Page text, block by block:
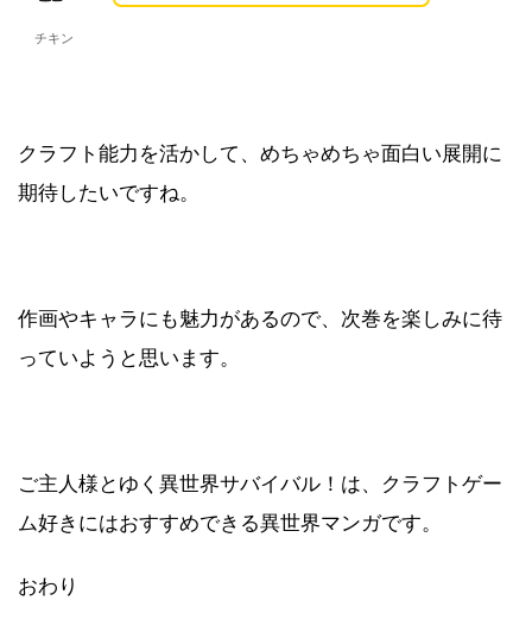
チキン
クラフト能力を活かして、めちゃめちゃ面白い展開に
期待したいですね。
作画やキャラにも魅力があるので、次巻を楽しみに待
っていようと思います。
ご主人様とゆく異世界サバイバル！は、クラフトゲー
ム好きにはおすすめできる異世界マンガです。
おわり